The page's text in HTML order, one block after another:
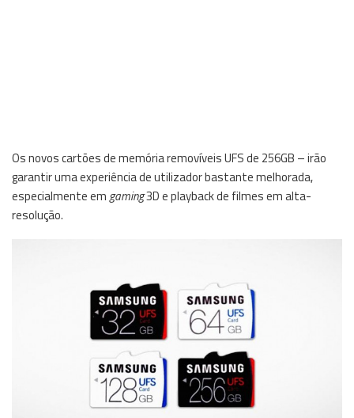
Os novos cartões de memória removíveis UFS de 256GB – irão
garantir uma experiência de utilizador bastante melhorada,
especialmente emgaming3D e playback de filmes em alta-
resolução.